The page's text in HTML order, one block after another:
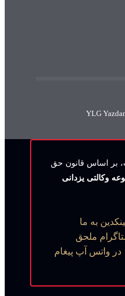
بر اساس قانون حق
وکالتی یزدانی
به ما
ملحق
در واتس آپ پیغام